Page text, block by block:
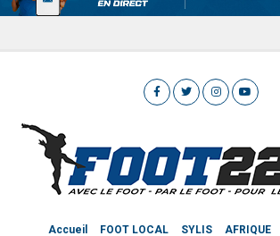
Accueil FOOT LOCAL SYLIS AFRIQUE